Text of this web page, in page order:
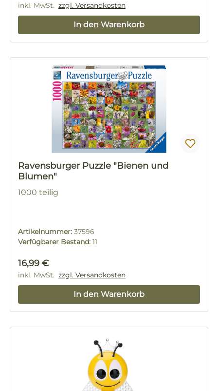
inkl. MwSt. zzgl. Versandkosten
In den Warenkorb
Ravensburger Puzzle "Bienen und
Blumen"
1000 teilig
Artikelnummer: 37596
Verfügbarer Bestand: 11
Regulärer Preis:
16,99 €
inkl. MwSt. zzgl. Versandkosten
In den Warenkorb